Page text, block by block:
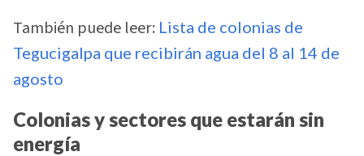
También puede leer: Lista de colonias de
Tegucigalpa que recibirán agua del 8 al 14 de
agosto
Colonias y sectores que estarán sin
energía